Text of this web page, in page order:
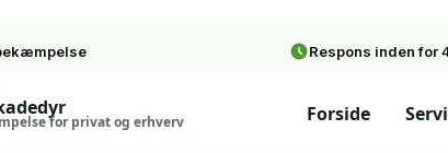
Respons inden for
for privat og erhverv Forside